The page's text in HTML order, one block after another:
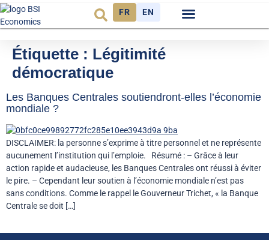
FR EN
Étiquette : Légitimité
démocratique
Les Banques Centrales soutiendront-elles l’économie
mondiale ?
DISCLAIMER: la personne s’exprime à titre personnel et ne représente
aucunement l’institution qui l’emploie. Résumé : – Grâce à leur
action rapide et audacieuse, les Banques Centrales ont réussi à éviter
le pire. – Cependant leur soutien à l’économie mondiale n’est pas
sans conditions. Comme le rappel le Gouverneur Trichet, « la Banque
Centrale se doit […]